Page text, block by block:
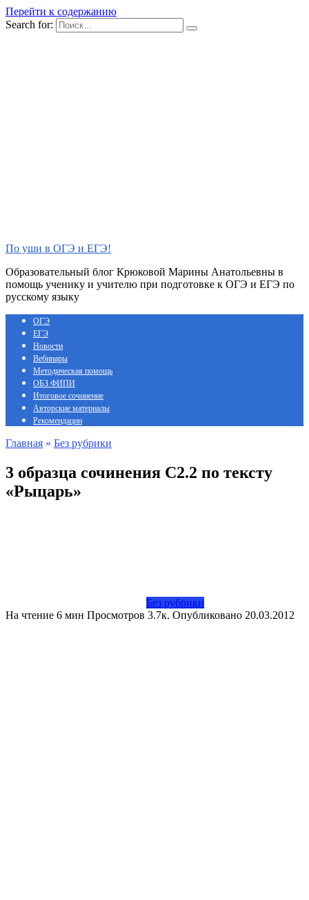
Перейти к содержанию
Search for:
По уши в ОГЭ и ЕГЭ!
Образовательный блог Крюковой Марины Анатольевны в
помощь ученику и учителю при подготовке к ОГЭ и ЕГЭ по
русскому языку
ОГЭ
ЕГЭ
Новости
Вебинары
Методическая помощь
ОБЗ ФИПИ
Итоговое сочинение
Авторские материалы
Рекомендации
Главная » Без рубрики
3 образца сочинения С2.2 по тексту
«Рыцарь»
Без рубрики
На чтение 6 мин Просмотров 3.7к. Опубликовано 20.03.2012